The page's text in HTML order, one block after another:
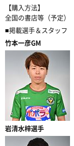
【購入方法】
全国の書店等（予定）
■掲載選手＆スタッフ
竹本一彦GM
岩清水梓選手